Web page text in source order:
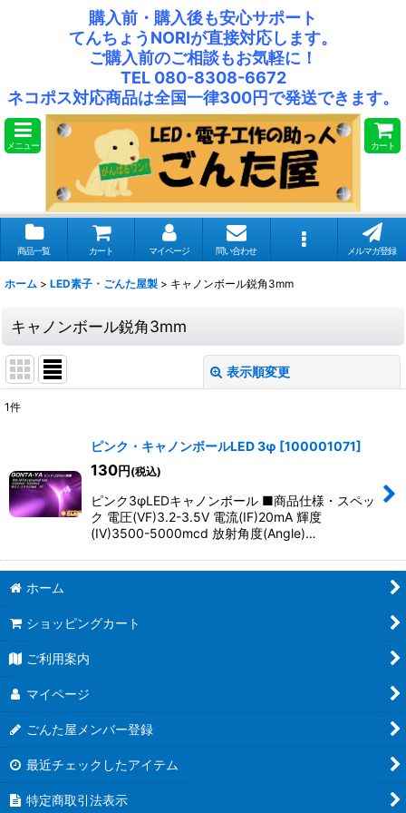
購入前・購入後も安心サポート
てんちょうNORIが直接対応します。
ご購入前のご相談もお気軽に！
TEL 080-8308-6672
ネコポス対応商品は全国一律300円で発送できます。
メニュー カート
商品一覧 カート マイページ 問い合わせ メルマガ登録
ホーム > LED素子・ごんた屋製 > キャノンボール鋭角3mm
キャノンボール鋭角3mm
表示順変更
並び順:
絞り込む
1件
ピンク・キャノンボールLED 3φ [100001071]
130円(税込)
ピンク3φLEDキャノンボール ■商品仕様・スペッ
ク 電圧(VF)3.2-3.5V 電流(IF)20mA 輝度
(IV)3500-5000mcd 放射角度(Angle)…
ホーム
ショッピングカート
ご利用案内
マイページ
ごんた屋メンバー登録
最近チェックしたアイテム
特定商取引法表示